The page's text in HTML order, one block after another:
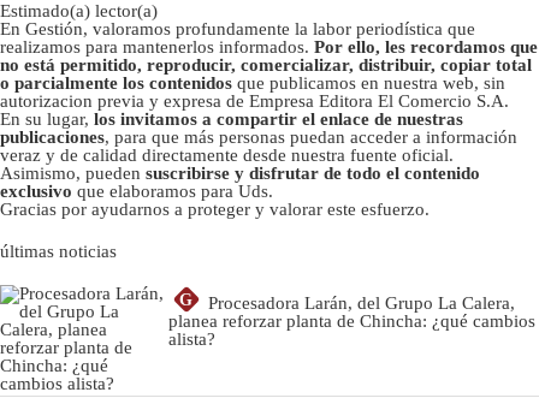
Estimado(a) lector(a)
En Gestión, valoramos profundamente la labor periodística que
realizamos para mantenerlos informados. Por ello, les recordamos que
no está permitido, reproducir, comercializar, distribuir, copiar total
o parcialmente los contenidos que publicamos en nuestra web, sin
autorizacion previa y expresa de Empresa Editora El Comercio S.A.
En su lugar, los invitamos a compartir el enlace de nuestras
publicaciones, para que más personas puedan acceder a información
veraz y de calidad directamente desde nuestra fuente oficial.
Asimismo, pueden suscribirse y disfrutar de todo el contenido
exclusivo que elaboramos para Uds.
Gracias por ayudarnos a proteger y valorar este esfuerzo.
últimas noticias
G
Procesadora Larán, del Grupo La Calera,
planea reforzar planta de Chincha: ¿qué cambios
alista?